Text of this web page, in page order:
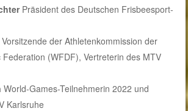
Präsident des Deutschen Frisbeesport-
Vorsitzende der Athletenkommission der
Federation (WFDF), Vertreterin des MTV
World-Games-Teilnehmerin 2022 und
Karlsruhe